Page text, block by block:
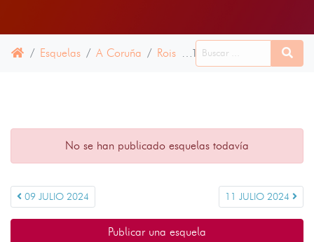
Esquelas A Coruña Rois 10 JULIO 2024
No se han publicado esquelas todavía
09 JULIO 2024 11 JULIO 2024
Publicar una esquela